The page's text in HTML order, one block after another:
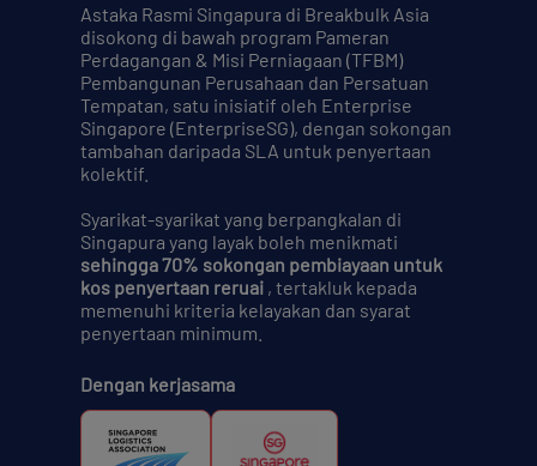
Astaka Rasmi Singapura di Breakbulk Asia
disokong di bawah program Pameran
Perdagangan & Misi Perniagaan (TFBM)
Pembangunan Perusahaan dan Persatuan
Tempatan, satu inisiatif oleh Enterprise
Singapore (EnterpriseSG), dengan sokongan
tambahan daripada SLA untuk penyertaan
kolektif.
Syarikat-syarikat yang berpangkalan di
Singapura yang layak boleh menikmati
sehingga 70% sokongan pembiayaan untuk
kos penyertaan reruai , tertakluk kepada
memenuhi kriteria kelayakan dan syarat
penyertaan minimum.
Dengan kerjasama